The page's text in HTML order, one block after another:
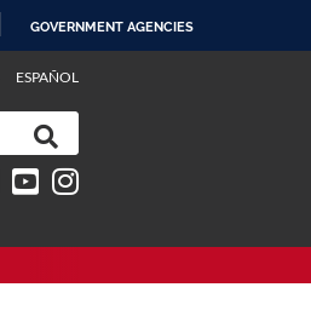
GOVERNMENT AGENCIES
ESPAÑOL